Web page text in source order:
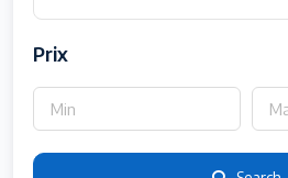
Prix